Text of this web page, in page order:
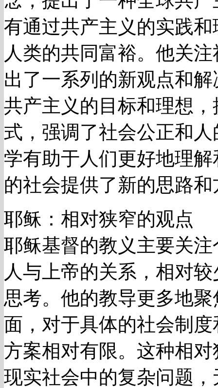
有通过共产主义的实践
人类的共同富裕。他关
出了一系列的新观点和
共产主义的目标和理想
式，强调了社会公正和
学有助于人们更好地理
的社会提供了新的思路和
耶稣：相对狭窄的观点
耶稣基督的教义主要关
人与上帝的关系，相对
思考。他的教导更多地
面，对于具体的社会制
方案相对有限。这种相
现实社会中的复杂问题